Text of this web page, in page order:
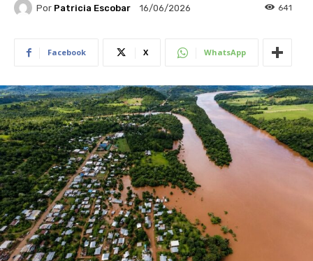
Por Patricia Escobar 16/06/2026 641
Facebook X WhatsApp